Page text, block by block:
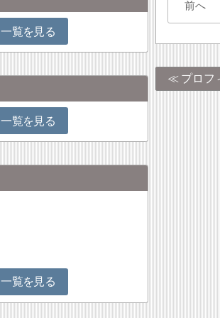
前へ
プロフ
一覧を見る
一覧を見る
一覧を見る